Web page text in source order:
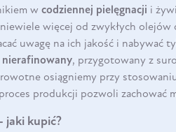
w codziennej pielęgnacji i
więcej od zwykłych
uwagę na ich jakość i nabywać
nierafinowany, przygotowany z
osiągniemy przy
produkcji pozwoli zachować
jaki kupić?